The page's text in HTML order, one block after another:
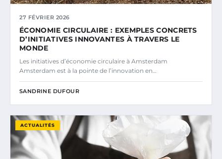
27 FÉVRIER 2026
ÉCONOMIE CIRCULAIRE : EXEMPLES CONCRETS
D’INITIATIVES INNOVANTES À TRAVERS LE
MONDE
Les initiatives d’économie circulaire à Amsterdam
Amsterdam est à la pointe de l’innovation en…
SANDRINE DUFOUR
ACTUALITÉS